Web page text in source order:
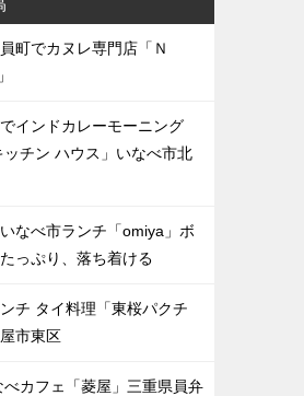
町でカヌレ専門店「Ｎ
インドカレーモーニング
ッチン ハウス」いなべ市北
なべ市ランチ「omiya」ボ
っぷり、落ち着ける
チ タイ料理「東桜パクチ
市東区
べカフェ「菱屋」三重県員弁